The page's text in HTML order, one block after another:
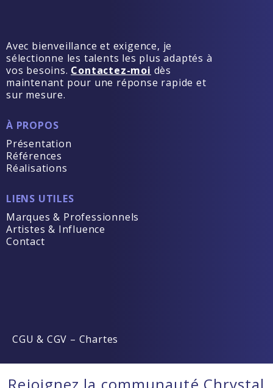
Avec bienveillance et exigence, je
sélectionne les talents les plus adaptés à
vos besoins. Contactez-moi dès
maintenant pour une réponse rapide et
sur mesure.
À PROPOS
Présentation
Références
Réalisations
LIENS UTILES
Marques & Professionnels
Artistes & Influence
Contact
CGU & CGV – Chartes
Rejoignez la communauté Chrystal